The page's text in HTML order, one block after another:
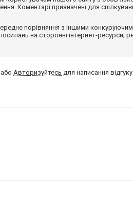
Коментарі призначені для
порівняння з іншими
на сторонні інтернет-ресурси;
абоАвторизуйтесь для написання відгуку